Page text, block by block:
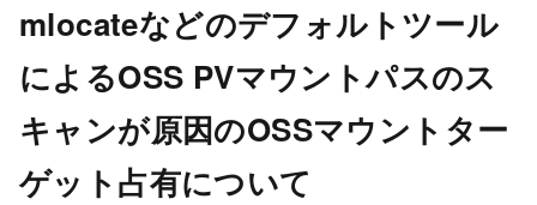
mlocateなどのデフォルトツール
によるOSS PVマウントパスのス
キャンが原因のOSSマウントター
ゲット占有について